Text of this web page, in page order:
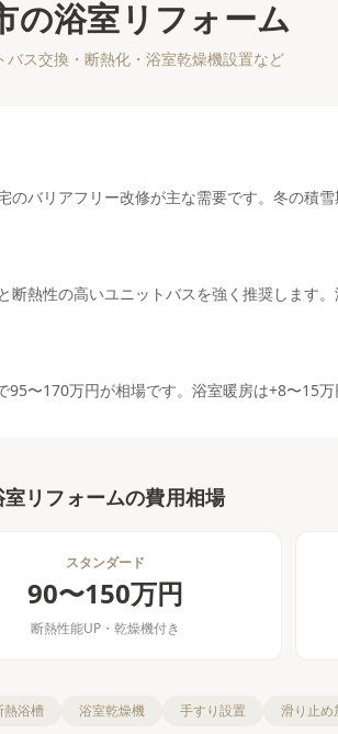
の浴室リフォーム
バス交換・断熱化・浴室乾燥機設置など
バリアフリー改修が主な需要です。冬の積
熱性の高いユニットバスを強く推奨します
〜170万円が相場です。浴室暖房は+8〜15万
室リフォームの費用相場
スタンダード
90〜150万円
断熱性能UP・乾燥機付き
熱浴槽 浴室乾燥機 手すり設置 滑り止め